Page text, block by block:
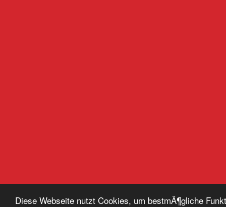
Diese Webseite nutzt Cookies, um bestmÃ¶gliche